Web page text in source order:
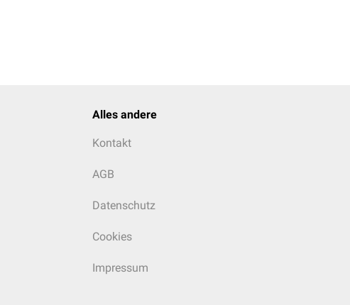
Alles andere
Kontakt
AGB
Datenschutz
Cookies
Impressum